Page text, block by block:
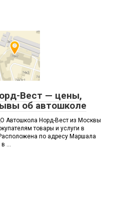
Вест — цены,
об автошколе
Автошкола Норд-Вест из Москвы
товары и услуги в
по адресу Маршала
...